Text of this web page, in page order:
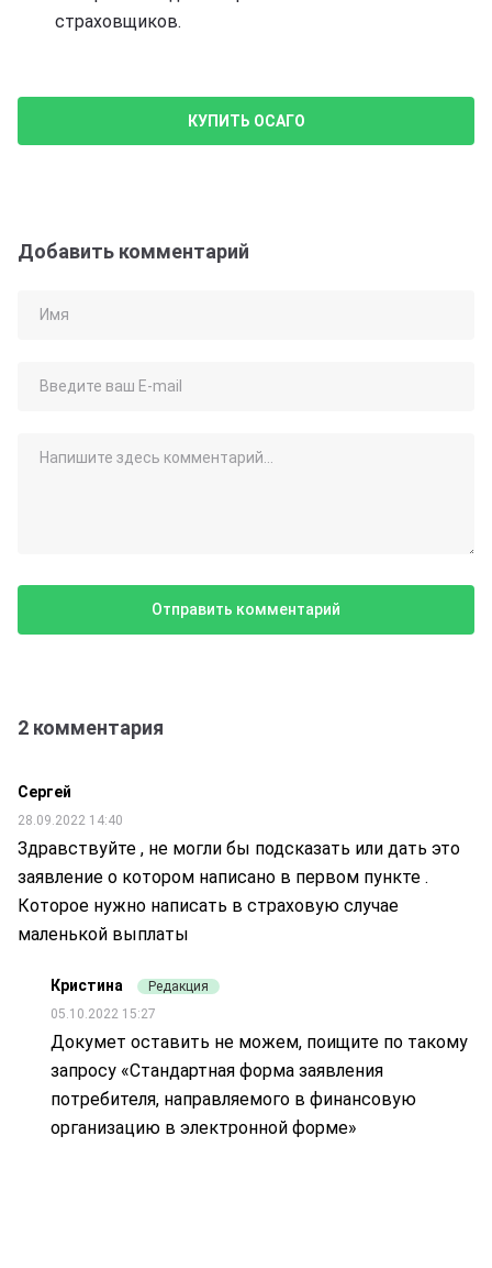
страховщиков.
КУПИТЬ ОСАГО
Добавить комментарий
2 комментария
Сергей
28.09.2022 14:40
Здравствуйте , не могли бы подсказать или дать это
заявление о котором написано в первом пункте .
Которое нужно написать в страховую случае
маленькой выплаты
Кристина
Редакция
05.10.2022 15:27
Докумет оставить не можем, поищите по такому
запросу «Стандартная форма заявления
потребителя, направляемого в финансовую
организацию в электронной форме»